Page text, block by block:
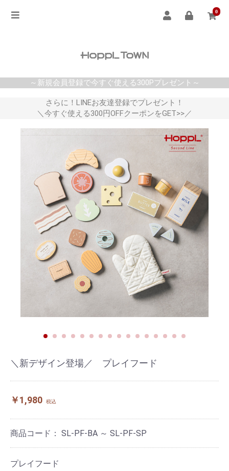
0
～新規会員登録で今すぐ使える300Pプレゼント～
さらに！LINEお友達登録でプレゼント！
＼今すぐ使える300円OFFクーポンをGET>>／
＼新デザイン登場／ プレイフード
￥1,980 税込
商品コード： SL-PF-BA ～ SL-PF-SP
プレイフード